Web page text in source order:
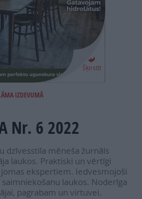
Šķirstīt
IZDEVUMĀ
Nr. 6 2022
dzīvesstila mēneša žurnāls
laukos. Praktiski un vērtīgi
ekspertiem. Iedvesmojoši
laukos. Noderīga
pagrabam un virtuvei.